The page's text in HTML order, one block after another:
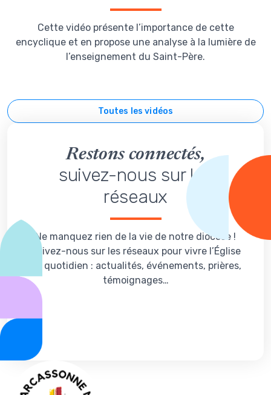
Cette vidéo présente l’importance de cette
encyclique et en propose une analyse à la lumière de
l’enseignement du Saint-Père.
Toutes les vidéos
Restons connectés,
suivez-nous sur les
réseaux
Ne manquez rien de la vie de notre diocèse !
Suivez-nous sur les réseaux pour vivre l’Église
au quotidien : actualités, événements, prières,
témoignages…